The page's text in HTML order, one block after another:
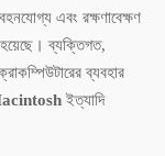
এবং রক্ষণাবেক্ষণ
হয়েছে। ব্যক্তিগত,
ব্যবহার
ইত্যাদি